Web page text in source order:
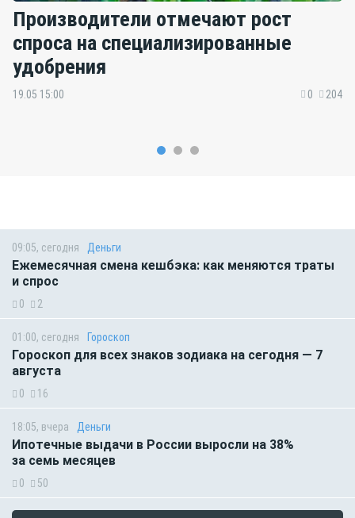
Производители отмечают рост
спроса на специализированные
удобрения
19.05 15:00 0 204
09:05, сегодня Деньги
Ежемесячная смена кешбэка: как меняются траты
и спрос
0 2
01:00, сегодня Гороскоп
Гороскоп для всех знаков зодиака на сегодня — 7
августа
0 16
18:05, вчера Деньги
Ипотечные выдачи в России выросли на 38%
за семь месяцев
0 50